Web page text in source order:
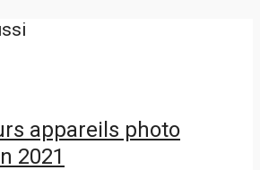
appareils photo
2021